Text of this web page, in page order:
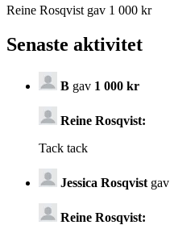
Reine Rosqvist gav 1 000 kr
Senaste aktivitet
B gav 1 000 kr
Reine Rosqvist:
Tack tack
Jessica Rosqvist gav
Reine Rosqvist: